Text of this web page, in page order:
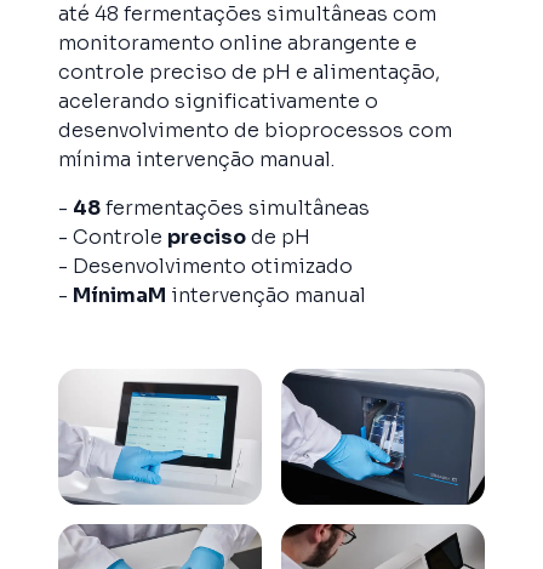
até 48 fermentações simultâneas com
monitoramento online abrangente e
controle preciso de pH e alimentação,
acelerando significativamente o
desenvolvimento de bioprocessos com
mínima intervenção manual.
- 48fermentações simultâneas
- Controle precisode pH
- Desenvolvimento otimizado
- MínimaM intervenção manual